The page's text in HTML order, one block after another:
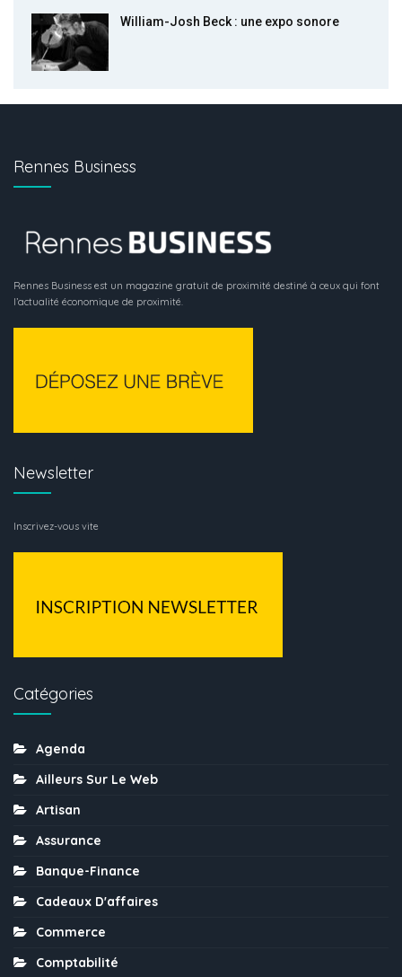
William-Josh Beck : une expo sonore
Rennes Business
Rennes Business est un magazine gratuit de proximité destiné à ceux qui font
l’actualité économique de proximité.
Newsletter
Inscrivez-vous vite
Catégories
Agenda
Ailleurs Sur Le Web
Artisan
Assurance
Banque-Finance
Cadeaux D'affaires
Commerce
Comptabilité